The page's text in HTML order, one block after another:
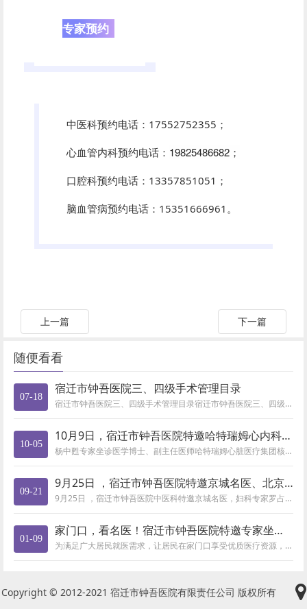
专家预约
中医科预约电话：17552752355；
心血管内科预约电话： 19825486682；
口腔科预约电话：13357851051；
脑血管病预约电话：15351666961。
上一篇 下一篇
随便看看
07-18
宿迁市钟吾医院三、四级手术管理目录
宿迁市钟吾医院三、四级手术管理目录宿迁市钟吾医院三、四级手术管理目录.xlsx
10-05
10月9日，宿迁市钟吾医院特邀哈特瑞姆心内科专家来院查房坐诊
杨中甦专家坐诊医学博士、副主任医师哈特瑞姆心脏医疗集团核心专家首都医科大学附属北京朝阳医院 门诊/病区主任 ...
09-21
9月25日 ，宿迁市钟吾医院特邀京城名医、北京同仁堂总部特聘
9月25日 ，宿迁市钟吾医院中医科特邀京城名医，妇科专家罗占君来院坐诊，罗占君教授擅长治疗妇科月经不调、更年期疾病，各类...
01-09
家门口，看名医！宿迁市钟吾医院特邀专家坐诊时间表（1月13日
为满足广大居民就医需求，让居民在家门口享受优质医疗资源，市钟吾医院定期邀请省内外知名专家来院坐诊，有需要的市民朋友可通过...
Copyright © 2012-2021 宿迁市钟吾医院有限责任公司 版权所有